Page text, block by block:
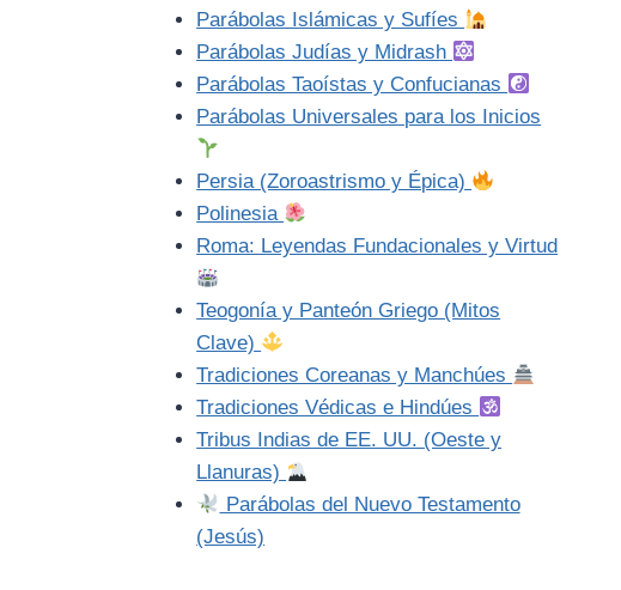
Parábolas Islámicas y Sufíes
Parábolas Judías y Midrash
Parábolas Taoístas y Confucianas
Parábolas Universales para los Inicios
Persia (Zoroastrismo y Épica)
Polinesia
Roma: Leyendas Fundacionales y Virtud
Teogonía y Panteón Griego (Mitos
Clave)
Tradiciones Coreanas y Manchúes
Tradiciones Védicas e Hindúes
Tribus Indias de EE. UU. (Oeste y
Llanuras)
Parábolas del Nuevo Testamento
(Jesús)